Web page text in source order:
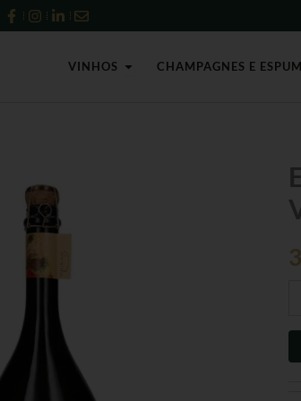
VINHOS Open Vinhos
CHAMPAGNES E
de